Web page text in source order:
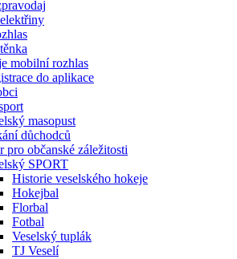
mobilní rozhlas
do aplikace
masopust
důchodců
pro občanské záležitosti
SPORT
Historie veselského hokeje
Hokejbal
Florbal
Fotbal
Veselský tuplák
TJ Veselí